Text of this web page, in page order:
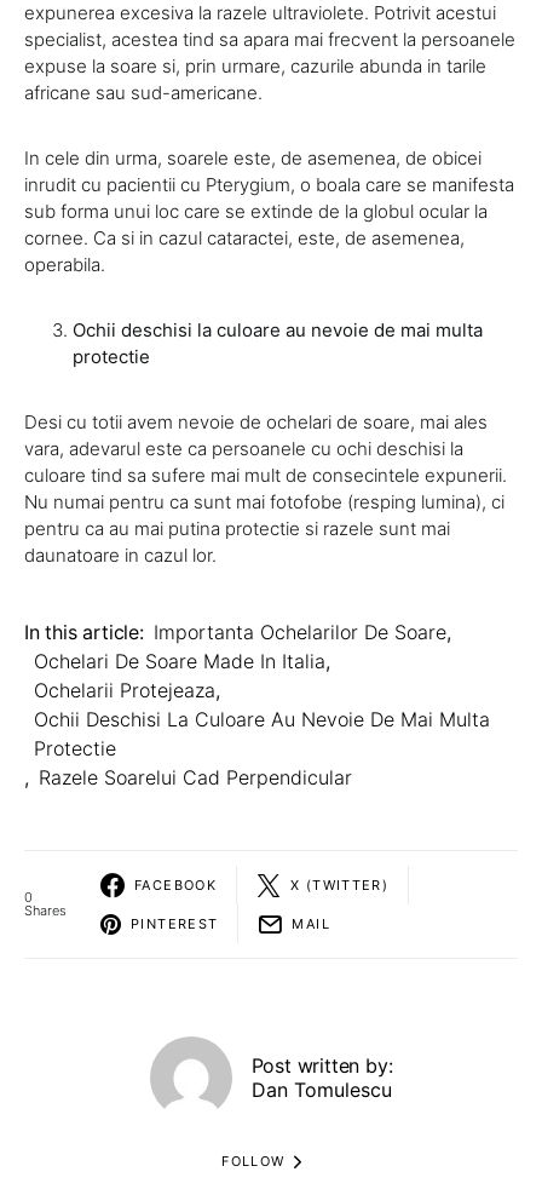
expunerea excesiva la razele ultraviolete. Potrivit acestui
specialist, acestea tind sa apara mai frecvent la persoanele
expuse la soare si, prin urmare, cazurile abunda in tarile
africane sau sud-americane.
In cele din urma, soarele este, de asemenea, de obicei
inrudit cu pacientii cu Pterygium, o boala care se manifesta
sub forma unui loc care se extinde de la globul ocular la
cornee. Ca si in cazul cataractei, este, de asemenea,
operabila.
Ochii deschisi la culoare au nevoie de mai multa
protectie
Desi cu totii avem nevoie de ochelari de soare, mai ales
vara, adevarul este ca persoanele cu ochi deschisi la
culoare tind sa sufere mai mult de consecintele expunerii.
Nu numai pentru ca sunt mai fotofobe (resping lumina), ci
pentru ca au mai putina protectie si razele sunt mai
daunatoare in cazul lor.
In this article: Importanta Ochelarilor De Soare,
Ochelari De Soare Made In Italia,
Ochelarii Protejeaza,
Ochii Deschisi La Culoare Au Nevoie De Mai Multa
Protectie
, Razele Soarelui Cad Perpendicular
0
Shares
FACEBOOK X (TWITTER)
PINTEREST MAIL
Post written by:
Dan Tomulescu
FOLLOW